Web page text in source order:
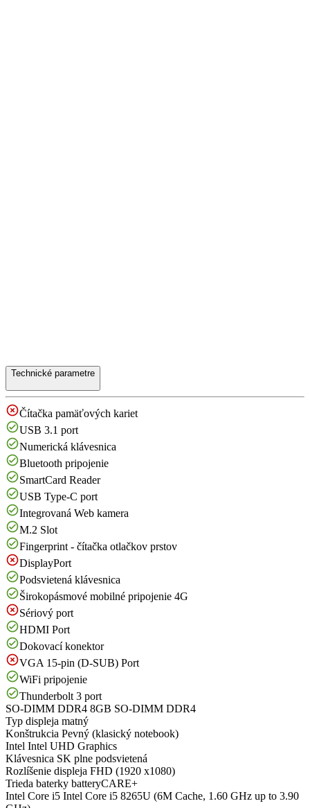
Technické parametre
Čítačka pamäťových kariet
USB 3.1 port
Numerická klávesnica
Bluetooth pripojenie
SmartCard Reader
USB Type-C port
Integrovaná Web kamera
M.2 Slot
Fingerprint - čítačka otlačkov prstov
DisplayPort
Podsvietená klávesnica
Širokopásmové mobilné pripojenie 4G
Sériový port
HDMI Port
Dokovací konektor
VGA 15-pin (D-SUB) Port
WiFi pripojenie
Thunderbolt 3 port
SO-DIMM DDR4 8GB SO-DIMM DDR4
Typ displeja matný
Konštrukcia Pevný (klasický notebook)
Intel Intel UHD Graphics
Klávesnica SK plne podsvietená
Rozlíšenie displeja FHD (1920 x1080)
Trieda baterky batteryCARE+
Intel Core i5 Intel Core i5 8265U (6M Cache, 1.60 GHz up to 3.90